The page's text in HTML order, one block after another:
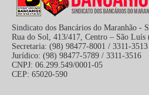
Sindicato dos Bancários do Maranhão -
Rua do Sol, 413/417, Centro – São Luís
Secretaria: (98) 98477-8001 / 3311-3513
Jurídico: (98) 98477-5789 / 3311-3516
CNPJ: 06.299.549/0001-05
CEP: 65020-590